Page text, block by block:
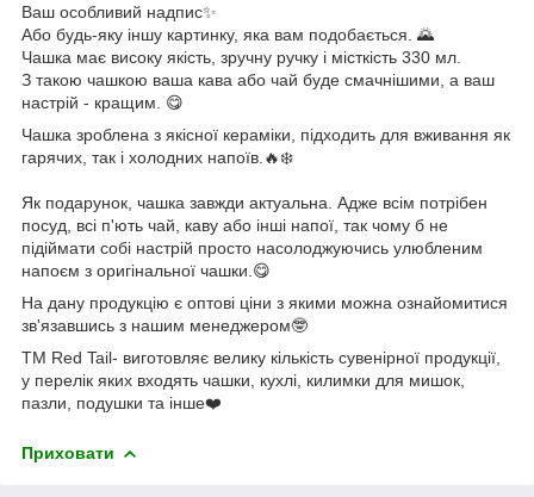
Ваш особливий надпис✨
Або будь-яку іншу картинку, яка вам подобається. 🌄
Чашка має високу якість, зручну ручку і місткість 330 мл.
З такою чашкою ваша кава або чай буде смачнішими, а ваш
настрій - кращим. 😋
Чашка зроблена з якісної кераміки, підходить для вживання як
гарячих, так і холодних напоїв.🔥❄️
Як подарунок, чашка завжди актуальна. Адже всім потрібен
посуд, всі п'ють чай, каву або інші напої, так чому б не
підіймати собі настрій просто насолоджуючись улюбленим
напоєм з оригінальної чашки.😋
На дану продукцію є оптові ціни з якими можна ознайомитися
зв'язавшись з нашим менеджером🤓
ТМ Red Tail- виготовляє велику кількість сувенірної продукції,
у перелік яких входять чашки, кухлі, килимки для мишок,
пазли, подушки та інше❤️
Приховати